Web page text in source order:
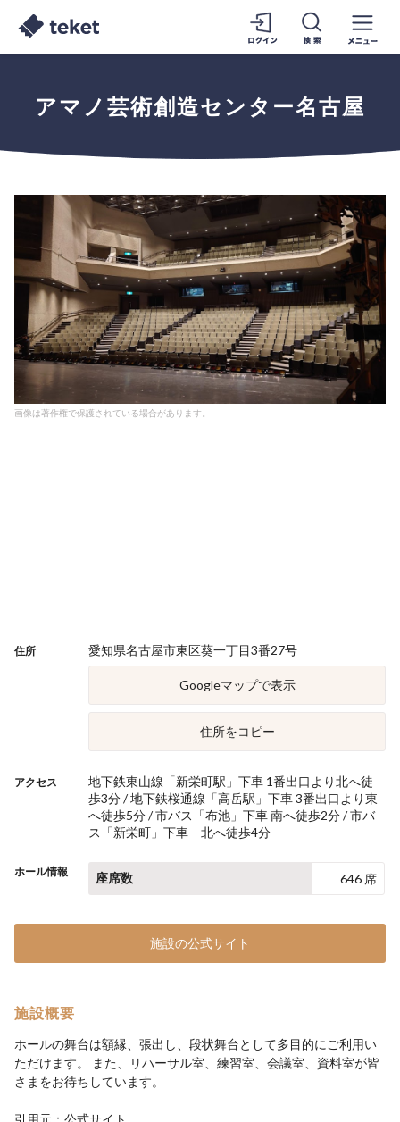
アマノ芸術創造センター名古屋
画像は著作権で保護されている場合があります。
住所 愛知県名古屋市東区葵一丁目3番27号
Googleマップで表示
住所をコピー
アクセス
地下鉄東山線「新栄町駅」下車 1番出口より北へ徒
歩3分 / 地下鉄桜通線「高岳駅」下車 3番出口より東
へ徒歩5分 / 市バス「布池」下車 南へ徒歩2分 / 市バ
ス「新栄町」下車 北へ徒歩4分
ホール情報 座席数 646 席
施設の公式サイト
施設概要
ホールの舞台は額縁、張出し、段状舞台として多目的にご利用い
ただけます。 また、リハーサル室、練習室、会議室、資料室が皆
さまをお待ちしています。
引用元：公式サイト